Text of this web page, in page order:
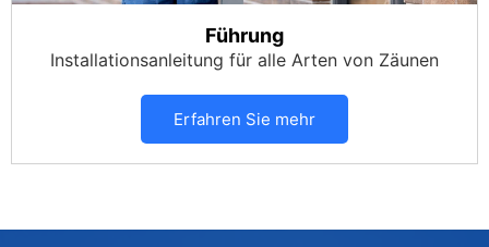
Führung
Installationsanleitung für alle Arten von Zäunen
Erfahren Sie mehr